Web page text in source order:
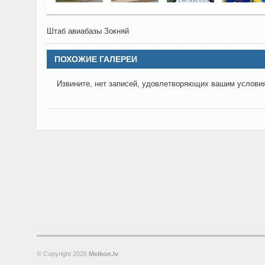
Штаб авиабазы Зокняй
ПОХОЖИЕ ГАЛЕРЕИ
Извините, нет записей, удовлетворяющих вашим
© Copyright 2026 Melkon.lv